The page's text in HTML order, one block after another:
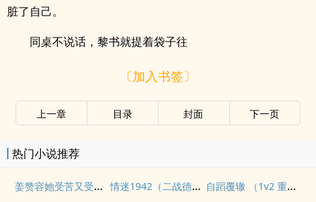
脏了自己。
同桌不说话，黎书就提着袋子往
〔加入书签〕
上一章 目录 封面 下一页
热门小说推荐
姜赞容她受苦又受难（NPH） 情迷1942（二战德国）
自蹈覆辙 （1v2 重生）